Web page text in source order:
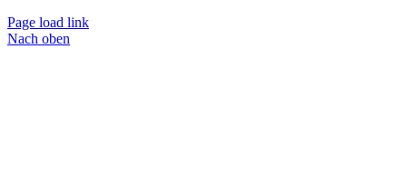
Page load link
Nach oben